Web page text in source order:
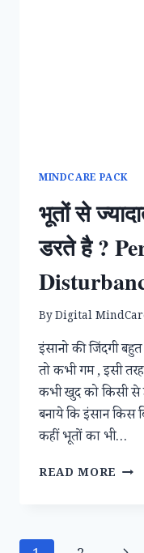
MINDCARE PACK
भूतों से
डरते है ?
ByDigital
इंसानो की जिंदगी
तो कभी गम , इसी
कभी खुद को किसी से
बनाये कि इंसान किस
कहीं भूतों का भी…
READ MORE भूतों